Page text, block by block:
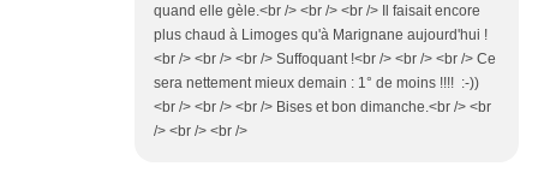
quand elle gèle.<br /> <br /> <br /> Il faisait encore
plus chaud à Limoges qu'à Marignane aujourd'hui !
<br /> <br /> <br /> Suffoquant !<br /> <br /> <br /> Ce
sera nettement mieux demain : 1° de moins !!!! :-))
<br /> <br /> <br /> Bises et bon dimanche.<br /> <br
/> <br /> <br />